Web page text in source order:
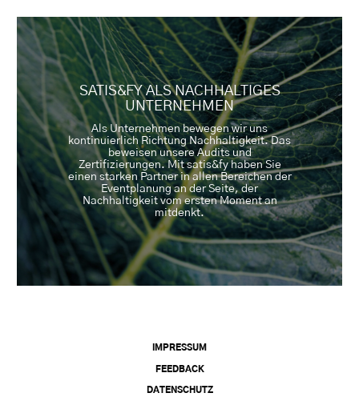
SATIS&FY ALS NACHHALTIGES
UNTERNEHMEN
Als Unternehmen bewegen wir uns
kontinuierlich Richtung Nachhaltigkeit. Das
beweisen unsere Audits und
Zertifizierungen. Mit satis&fy haben Sie
einen starken Partner in allen Bereichen der
Eventplanung an der Seite, der
Nachhaltigkeit vom ersten Moment an
mitdenkt.
IMPRESSUM
FEEDBACK
DATENSCHUTZ